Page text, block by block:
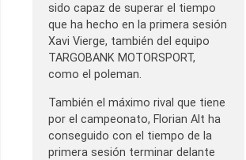
sido capaz de superar el tiempo
que ha hecho en la primera sesión
Xavi Vierge, también del equipo
TARGOBANK MOTORSPORT,
como el poleman.
También el máximo rival que tiene
por el campeonato, Florian Alt ha
conseguido con el tiempo de la
primera sesión terminar delante